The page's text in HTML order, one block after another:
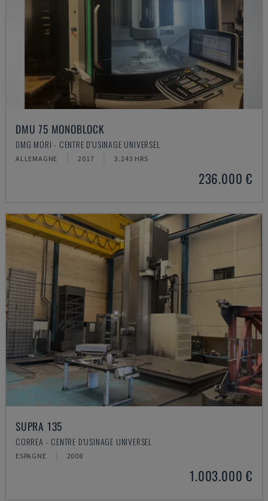
DMU 75 MONOBLOCK
DMG MORI - CENTRE D'USINAGE UNIVERSEL
ALLEMAGNE 2017 3.243 HRS
236.000 €
SUPRA 135
CORREA - CENTRE D'USINAGE UNIVERSEL
ESPAGNE 2008
1.003.000 €